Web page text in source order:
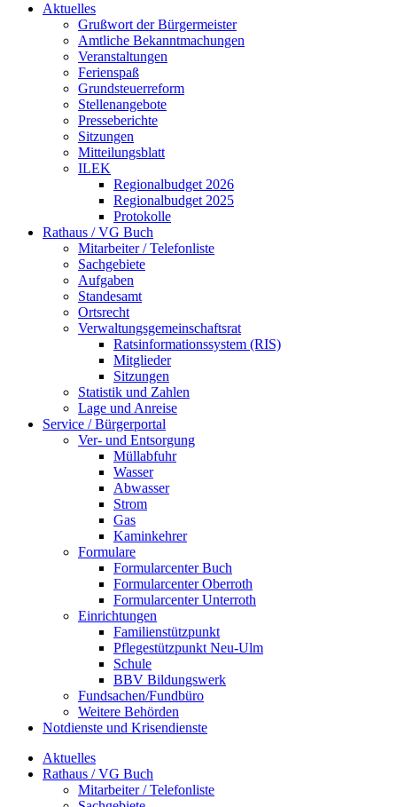
Aktuelles
Grußwort der Bürgermeister
Amtliche Bekanntmachungen
Veranstaltungen
Ferienspaß
Grundsteuerreform
Stellenangebote
Presseberichte
Sitzungen
Mitteilungsblatt
ILEK
Regionalbudget 2026
Regionalbudget 2025
Protokolle
Rathaus / VG Buch
Mitarbeiter / Telefonliste
Sachgebiete
Aufgaben
Standesamt
Ortsrecht
Verwaltungsgemeinschaftsrat
Ratsinformationssystem (RIS)
Mitglieder
Sitzungen
Statistik und Zahlen
Lage und Anreise
Service / Bürgerportal
Ver- und Entsorgung
Müllabfuhr
Wasser
Abwasser
Strom
Gas
Kaminkehrer
Formulare
Formularcenter Buch
Formularcenter Oberroth
Formularcenter Unterroth
Einrichtungen
Familienstützpunkt
Pflegestützpunkt Neu-Ulm
Schule
BBV Bildungswerk
Fundsachen/Fundbüro
Weitere Behörden
Notdienste und Krisendienste
Aktuelles
Rathaus / VG Buch
Mitarbeiter / Telefonliste